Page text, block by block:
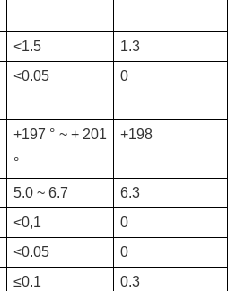
<1.5 1.3
<0.05 0
+197 ° ~ + 201
°
+198
5.0 ~ 6.7 6.3
<0,1
0
<0.05
0
≤0.1 0.3